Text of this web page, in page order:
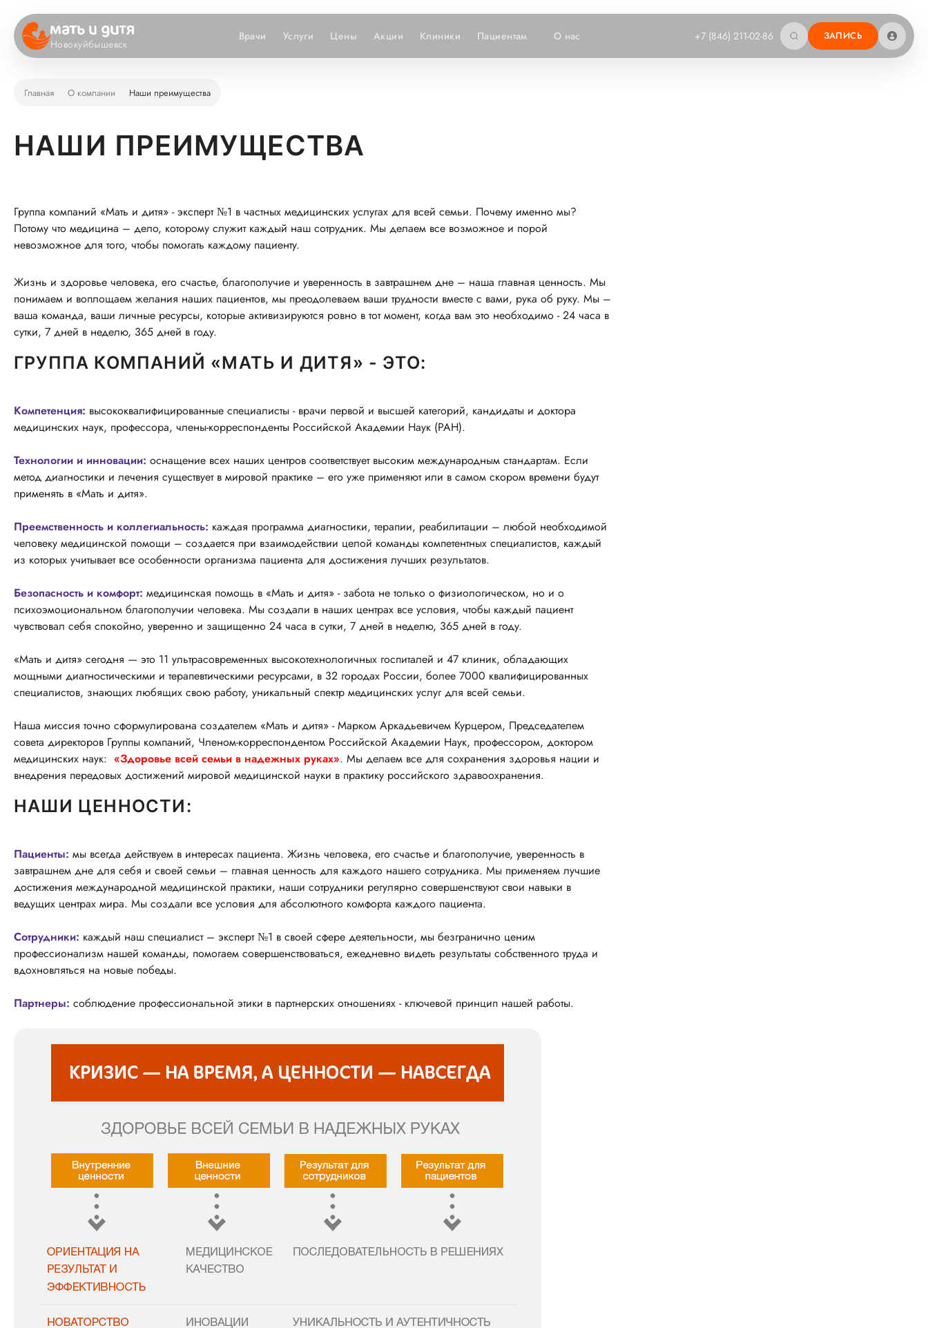
Новокуйбышевск
Врачи Услуги Цены Акции Клиники Пациентам О нас +7 (846) 211-02-86 ЗАПИСЬ
Главная О компании Наши преимущества
НАШИ ПРЕИМУЩЕСТВА
Группа компаний «Мать и дитя» - эксперт №1 в частных медицинских услугах для всей семьи. Почему именно мы?
Потому что медицина – дело, которому служит каждый наш сотрудник. Мы делаем все возможное и порой
невозможное для того, чтобы помогать каждому пациенту.
Жизнь и здоровье человека, его счастье, благополучие и уверенность в завтрашнем дне – наша главная ценность. Мы
понимаем и воплощаем желания наших пациентов, мы преодолеваем ваши трудности вместе с вами, рука об руку. Мы –
ваша команда, ваши личные ресурсы, которые активизируются ровно в тот момент, когда вам это необходимо - 24 часа в
сутки, 7 дней в неделю, 365 дней в году.
ГРУППА КОМПАНИЙ «МАТЬ И ДИТЯ» - ЭТО:
Компетенция: высококвалифицированные специалисты - врачи первой и высшей категорий, кандидаты и доктора
медицинских наук, профессора, члены-корреспонденты Российской Академии Наук (РАН).
Технологии и инновации: оснащение всех наших центров соответствует высоким международным стандартам. Если
метод диагностики и лечения существует в мировой практике – его уже применяют или в самом скором времени будут
применять в «Мать и дитя».
Преемственность и коллегиальность: каждая программа диагностики, терапии, реабилитации – любой необходимой
человеку медицинской помощи – создается при взаимодействии целой команды компетентных специалистов, каждый
из которых учитывает все особенности организма пациента для достижения лучших результатов.
Безопасность и комфорт: медицинская помощь в «Мать и дитя» - забота не только о физиологическом, но и о
психоэмоциональном благополучии человека. Мы создали в наших центрах все условия, чтобы каждый пациент
чувствовал себя спокойно, уверенно и защищенно 24 часа в сутки, 7 дней в неделю, 365 дней в году.
«Мать и дитя» сегодня — это 11 ультрасовременных высокотехнологичных госпиталей и 47 клиник, обладающих
мощными диагностическими и терапевтическими ресурсами, в 32 городах России, более 7000 квалифицированных
специалистов, знающих любящих свою работу, уникальный спектр медицинских услуг для всей семьи.
Наша миссия точно сформулирована создателем «Мать и дитя» - Марком Аркадьевичем Курцером, Председателем
совета директоров Группы компаний, Членом-корреспондентом Российской Академии Наук, профессором, доктором
медицинских наук: «Здоровье всей семьи в надежных руках». Мы делаем все для сохранения здоровья нации и
внедрения передовых достижений мировой медицинской науки в практику российского здравоохранения.
НАШИ ЦЕННОСТИ:
Пациенты: мы всегда действуем в интересах пациента. Жизнь человека, его счастье и благополучие, уверенность в
завтрашнем дне для себя и своей семьи – главная ценность для каждого нашего сотрудника. Мы применяем лучшие
достижения международной медицинской практики, наши сотрудники регулярно совершенствуют свои навыки в
ведущих центрах мира. Мы создали все условия для абсолютного комфорта каждого пациента.
Сотрудники: каждый наш специалист – эксперт №1 в своей сфере деятельности, мы безгранично ценим
профессионализм нашей команды, помогаем совершенствоваться, ежедневно видеть результаты собственного труда и
вдохновляться на новые победы.
Партнеры: соблюдение профессиональной этики в партнерских отношениях - ключевой принцип нашей работы.